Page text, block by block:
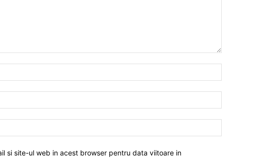
si site-ul web in acest browser pentru data viitoare in